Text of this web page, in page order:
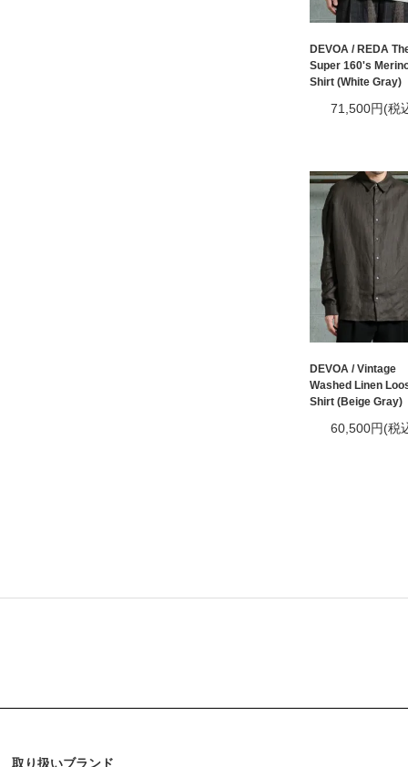
DEVOA / REDA
Super 160's
Shirt (White Gray)
71,500円(税
DEVOA / Vintage
Washed Linen
Shirt (Beige Gray)
60,500円(税
取り扱いブランド